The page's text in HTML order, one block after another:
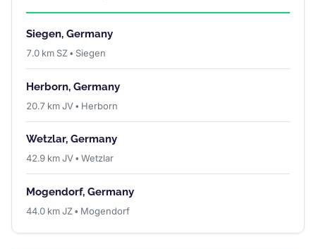
Siegen, Germany
7.0 km SZ • Siegen
Herborn, Germany
20.7 km JV • Herborn
Wetzlar, Germany
42.9 km JV • Wetzlar
Mogendorf, Germany
44.0 km JZ • Mogendorf